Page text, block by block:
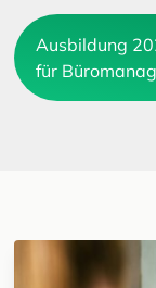
Ausbildung
für